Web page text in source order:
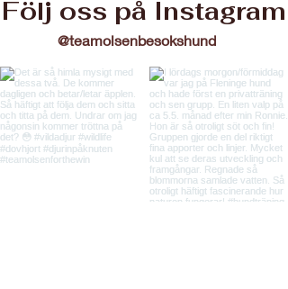
Följ oss på Instagram
@teamolsenbesokshund